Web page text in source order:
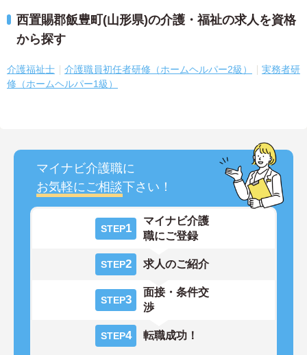
西置賜郡飯豊町(山形県)の介護・福祉の求人を資格
から探す
介護福祉士 介護職員初任者研修（ホームヘルパー2級）
実務者研
修（ホームヘルパー1級）
マイナビ介護職に
お気軽にご相談下さい！
STEP1
マイナビ介護
職にご登録
STEP2 求人のご紹介
STEP3
面接・条件交
渉
STEP4 転職成功！